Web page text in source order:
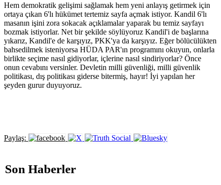
Hem demokratik gelişimi sağlamak hem yeni anlayış getirmek için
ortaya çıkan 6'lı hükümet tertemiz sayfa açmak istiyor. Kandil 6'lı
masanın işini zora sokacak açıklamalar yaparak bu temiz sayfayı
bozmak istiyorlar. Net bir şekilde söylüyoruz Kandil'i de başlarına
yıkarız, Kandil'e de karşıyız, PKK'ya da karşıyız. Eğer bölücülükten
bahsedilmek isteniyorsa HÜDA PAR'ın programını okuyun, onlarla
birlikte seçime nasıl gidiyorlar, içlerine nasıl sindiriyorlar? Önce
onun cevabını versinler. Devletin milli güvenliği, milli güvenlik
politikası, dış politikası giderse bitermiş, hayır! İyi yapılan her
şeyden gurur duyuyoruz.
Paylaş:
Son Haberler